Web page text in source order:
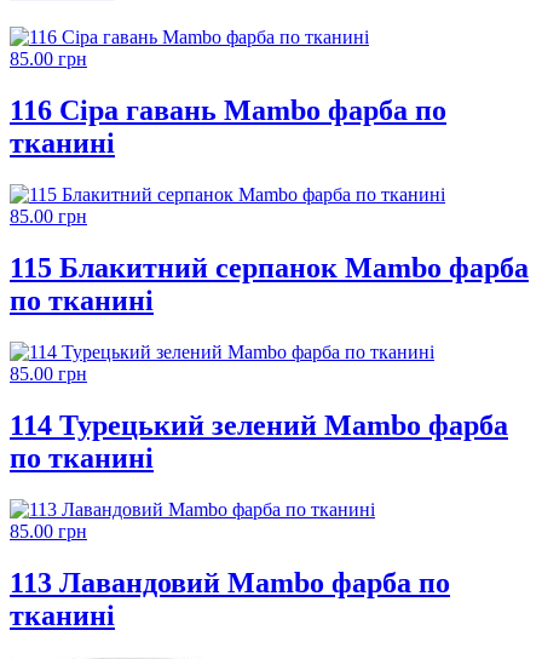
85.00 грн
116 Сіра гавань Mambo фарба по
тканині
85.00 грн
115 Блакитний серпанок Mambo фарба
по тканині
85.00 грн
114 Турецький зелений Mambo фарба
по тканині
85.00 грн
113 Лавандовий Mambo фарба по
тканині